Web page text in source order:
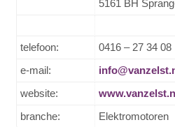
5161 BH
telefoon:
0416 – 27 34 08
e-mail:
website:
branche:
Elektromotoren